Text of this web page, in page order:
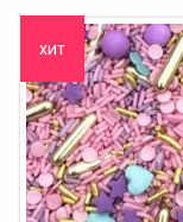
хит